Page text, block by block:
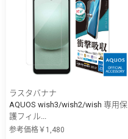
ラスタバナナ
AQUOS wish3/wish2/wish 専用保
護フィル...
参考価格￥1,480